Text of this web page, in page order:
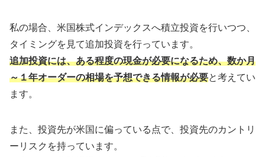
私の場合、米国株式インデックスへ積立投資を行いつつ、
タイミングを見て追加投資を行っています。
追加投資には、ある程度の現金が必要になるため、数か月
～１年オーダーの相場を予想できる情報が必要と考えてい
ます。
また、投資先が米国に偏っている点で、投資先のカントリ
ーリスクを持っています。